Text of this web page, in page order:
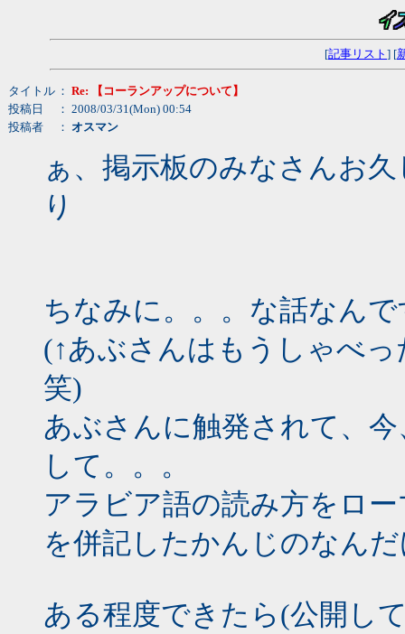
[記事リスト ] [
タイトル ： Re: 【コーランアップについて】
投稿日
： 2008/03/31(Mon) 00:54
投稿者
： オスマン
ぁ、掲示板のみなさんお
り
ちなみに。。。な話なん
(↑あぶさんはもうしゃべ
笑)
あぶさんに触発されて、
して。。。
アラビア語の読み方をロ
を併記したかんじのなん
ある程度できたら(公開し